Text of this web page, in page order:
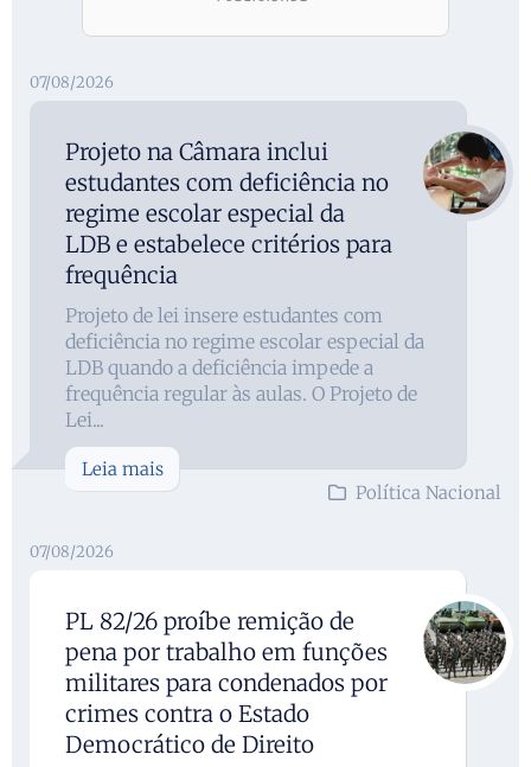
07/08/2026
Projeto na Câmara inclui
estudantes com deficiência no
regime escolar especial da
LDB e estabelece critérios para
frequência
Projeto de lei insere estudantes com
deficiência no regime escolar especial da
LDB quando a deficiência impede a
frequência regular às aulas. O Projeto de
Lei...
Leia mais
Política Nacional
07/08/2026
PL 82/26 proíbe remição de
pena por trabalho em funções
militares para condenados por
crimes contra o Estado
Democrático de Direito